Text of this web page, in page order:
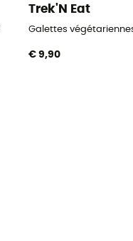
Trek'N Eat
Galettes
€ 9,90